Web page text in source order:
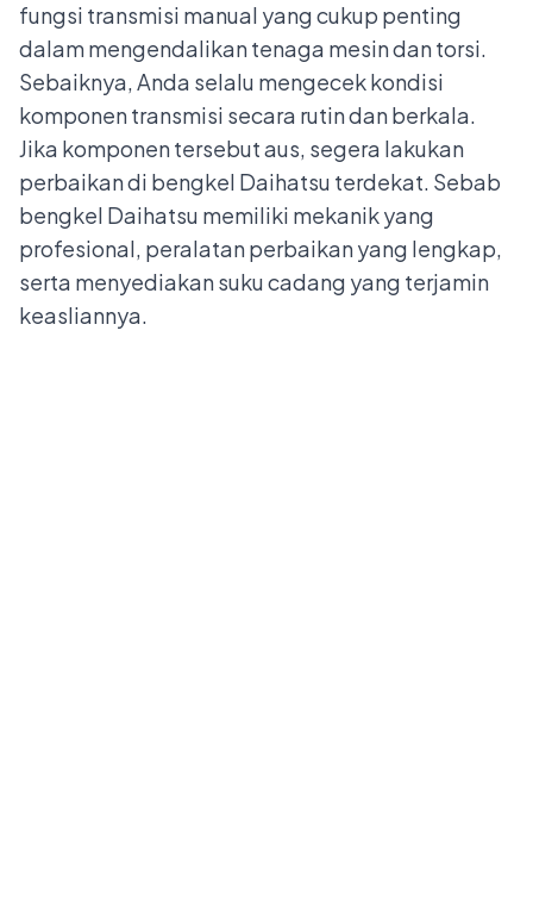
fungsi transmisi manual yang cukup penting
dalam mengendalikan tenaga mesin dan torsi.
Sebaiknya, Anda selalu mengecek kondisi
komponen transmisi secara rutin dan berkala.
Jika komponen tersebut aus, segera lakukan
perbaikan di bengkel Daihatsu terdekat. Sebab
bengkel Daihatsu memiliki mekanik yang
profesional, peralatan perbaikan yang lengkap,
serta menyediakan suku cadang yang terjamin
keasliannya.